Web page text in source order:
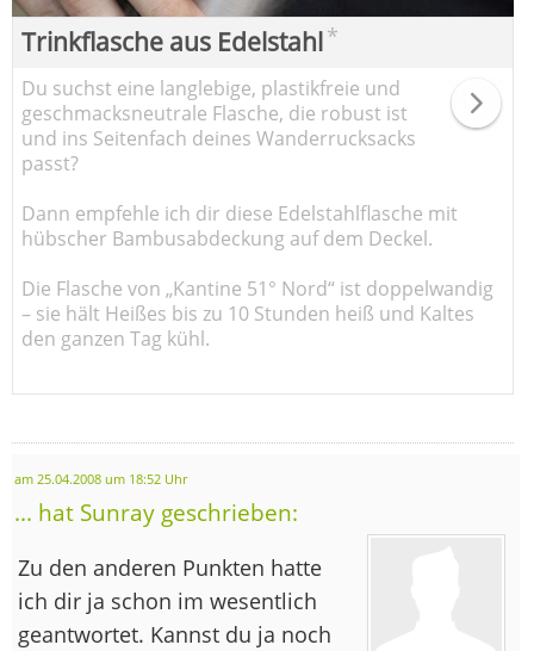
Trinkflasche aus Edelstahl*
Du suchst eine langlebige, plastikfreie und
geschmacksneutrale Flasche, die robust ist
und ins Seitenfach deines Wanderrucksacks
passt?
Dann empfehle ich dir diese Edelstahlflasche mit
hübscher Bambusabdeckung auf dem Deckel.
Die Flasche von „Kantine 51° Nord“ ist doppelwandig
– sie hält Heißes bis zu 10 Stunden heiß und Kaltes
den ganzen Tag kühl.
am 25.04.2008 um 18:52 Uhr
... hat Sunray geschrieben:
Zu den anderen Punkten hatte
ich dir ja schon im wesentlich
geantwortet. Kannst du ja noch